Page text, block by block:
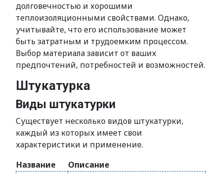
долговечностью и хорошими
теплоизоляционными свойствами. Однако,
учитывайте, что его использование может
быть затратным и трудоемким процессом.
Выбор материала зависит от ваших
предпочтений, потребностей и возможностей.
Штукатурка
Виды штукатурки
Существует несколько видов штукатурки,
каждый из которых имеет свои
характеристики и применение.
Название
Описание